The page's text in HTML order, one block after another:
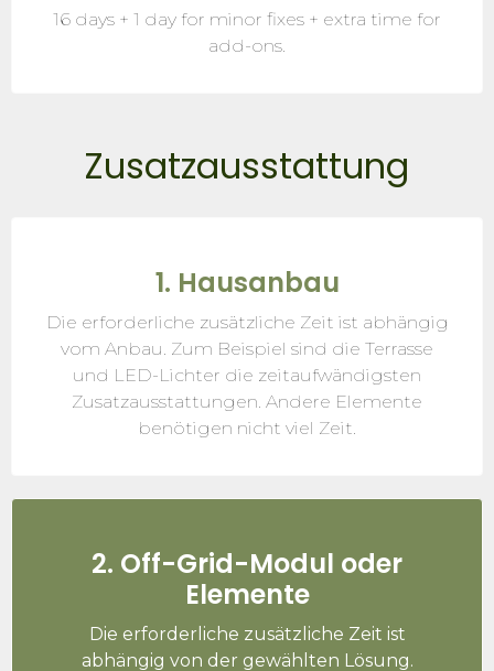
16 days + 1 day for minor fixes + extra time for
add-ons.
Zusatzausstattung
1. Hausanbau
Die erforderliche zusätzliche Zeit ist abhängig
vom Anbau. Zum Beispiel sind die Terrasse
und LED-Lichter die zeitaufwändigsten
Zusatzausstattungen. Andere Elemente
benötigen nicht viel Zeit.
2. Off-Grid-Modul oder
Elemente
Die erforderliche zusätzliche Zeit ist
abhängig von der gewählten Lösung.